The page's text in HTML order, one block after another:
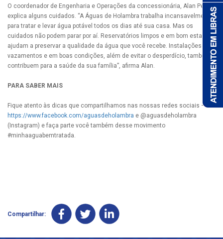
O coordenador de Engenharia e Operações da concessionária, Alan Pedra,
explica alguns cuidados. “A Águas de Holambra trabalha incansavelmente
para tratar e levar água potável todos os dias até sua casa. Mas os
cuidados não podem parar por aí. Reservatórios limpos e em bom estado
ajudam a preservar a qualidade da água que você recebe. Instalações sem
vazamentos e em boas condições, além de evitar o desperdício, também
contribuem para a saúde da sua família”, afirma Alan.
PARA SABER MAIS
Fique atento às dicas que compartilhamos nas nossas redes sociais –
https://www.facebook.com/aguasdeholambra e @aguasdeholambra
(Instagram) e faça parte você também desse movimento
#minhaaguabemtratada.
Compartilhar: